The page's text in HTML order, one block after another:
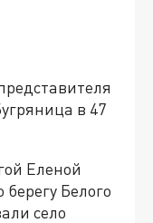
в 47
Еленой
Белого
село